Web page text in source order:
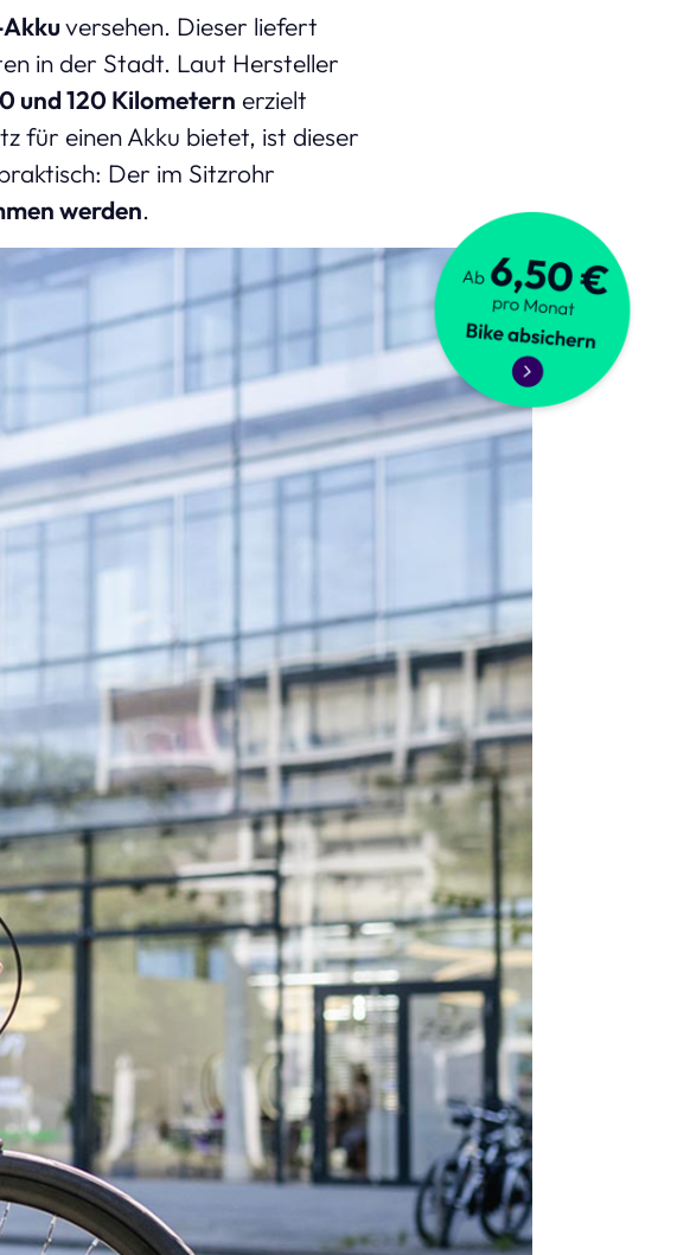
versehen. Dieser liefert
in der Stadt. Laut Hersteller
und 120 Kilometern erzielt
für einen Akku bietet, ist dieser
Der im Sitzrohr
werden.